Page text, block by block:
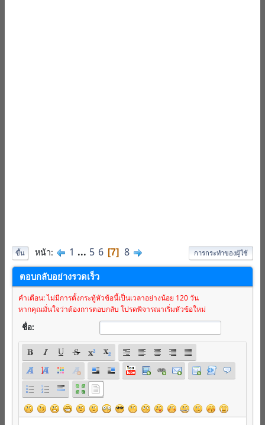
ขึ้น หน้า 1 ... 5 6 7 8 การกระทำของผู้ใช้
ตอบกลับอย่างรวดเร็ว
คำเตือน: ไม่มีการตั้งกระทู้หัวข้อนี้เป็นเวลาอย่างน้อย 120 วัน
หากคุณมั่นใจว่าต้องการตอบกลับ โปรดพิจารณาเริ่มหัวข้อใหม่
ชื่อ: